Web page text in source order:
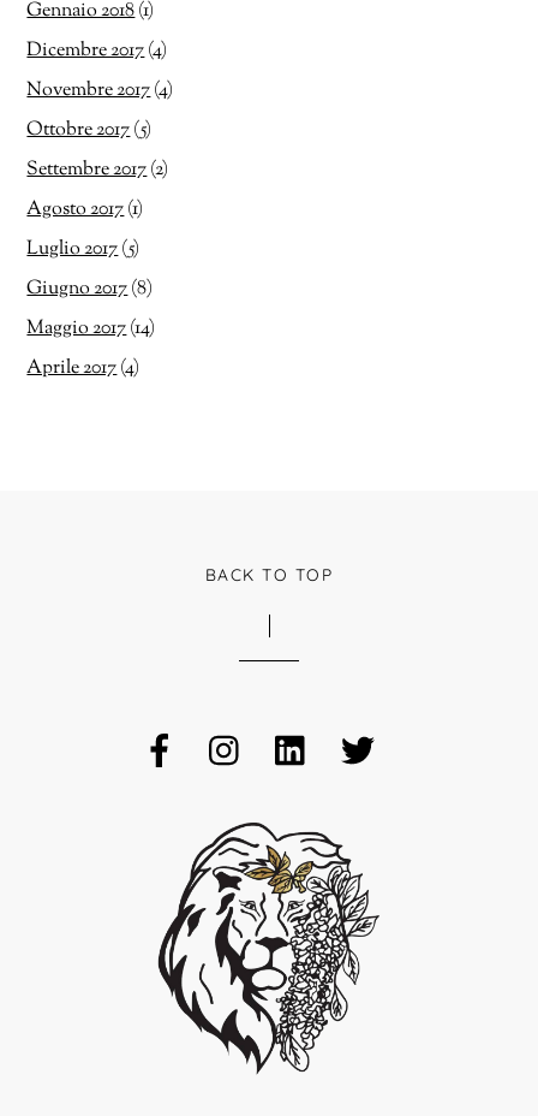
Gennaio 2018(1)
Dicembre 2017(4)
Novembre 2017(4)
Ottobre 2017(5)
Settembre 2017(2)
Agosto 2017(1)
Luglio 2017(5)
Giugno 2017(8)
Maggio 2017(14)
Aprile 2017(4)
BACK TO TOP